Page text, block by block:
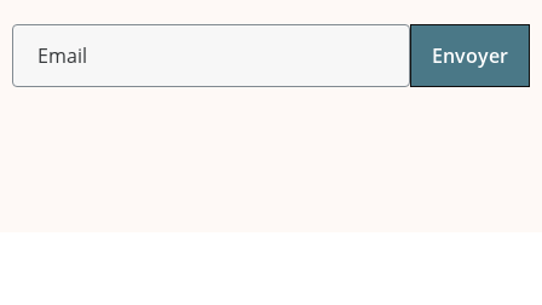
Envoyer